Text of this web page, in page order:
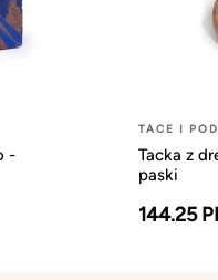
-
TACE I
Tacka z
paski
144.25